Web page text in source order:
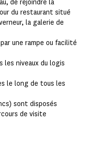
de rejoindre la
du restaurant situé
la galerie de
une rampe ou facilité
les niveaux du logis
le long de tous les
sont disposés
de visite